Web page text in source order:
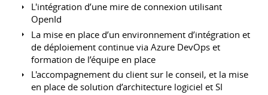
L'intégration d’une mire de connexion utilisant
OpenId
La mise en place d’un environnement d’intégration et
de déploiement continue via Azure DevOps et
formation de l’équipe en place
L'accompagnement du client sur le conseil, et la mise
en place de solution d’architecture logiciel et SI